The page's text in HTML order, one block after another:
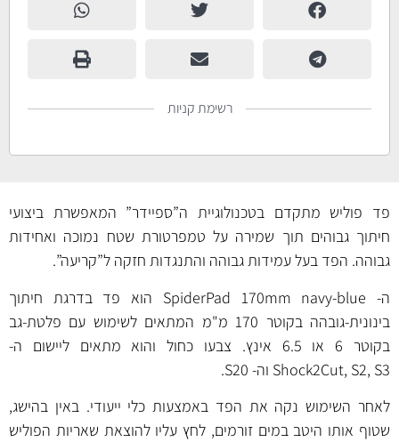
רשימת קניות
פד פוליש מתקדם בטכנולוגיית ה”ספיידר” המאפשרת ביצועי
חיתוך גבוהים תוך שמירה על טמפרטורת שטח נמוכה ואחידות
גבוהה. הפד בעל עמידות גבוהה והתנגדות חזקה ל”קריעה”.
ה- SpiderPad 170mm navy-blue הוא פד בדרגת חיתוך
בינונית-גובהה בקוטר 170 מ"מ המתאים לשימוש עם פלטת-גב
בקוטר 6 או 6.5 אינץ. צבעו כחול והוא מתאים ליישום ה-
Shock2Cut, S2, S3 וה- S20.
לאחר השימוש נקה את הפד באמצעות כלי ייעודי. באין בהישג,
שטוף אותו היטב במים זורמים, לחץ עליו להוצאת שאריות הפוליש